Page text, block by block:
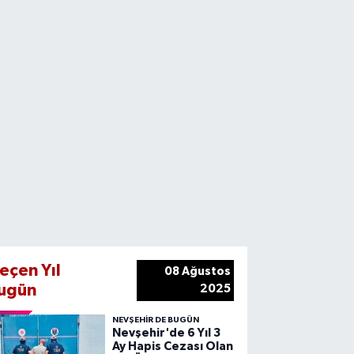
Yıl
08 Ağustos
2025
NEVŞEHIR DE BUGÜN
Nevşehir'de 6 Yıl 3
Ay Hapis Cezası Olan